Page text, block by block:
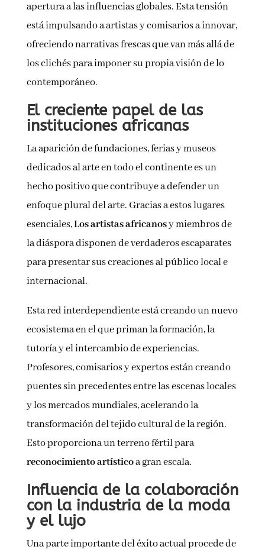
apertura a las influencias globales. Esta tensión
está impulsando a artistas y comisarios a innovar,
ofreciendo narrativas frescas que van más allá de
los clichés para imponer su propia visión de lo
contemporáneo.
El creciente papel de las
instituciones africanas
La aparición de fundaciones, ferias y museos
dedicados al arte en todo el continente es un
hecho positivo que contribuye a defender un
enfoque plural del arte. Gracias a estos lugares
esenciales,Los artistas africanosy miembros de
la diáspora disponen de verdaderos escaparates
para presentar sus creaciones al público local e
internacional.
Esta red interdependiente está creando un nuevo
ecosistema en el que priman la formación, la
tutoría y el intercambio de experiencias.
Profesores, comisarios y expertos están creando
puentes sin precedentes entre las escenas locales
y los mercados mundiales, acelerando la
transformación del tejido cultural de la región.
Esto proporciona un terreno fértil para
reconocimiento artísticoa gran escala.
Influencia de la colaboración
con la industria de la moda
y el lujo
Una parte importante del éxito actual procede de